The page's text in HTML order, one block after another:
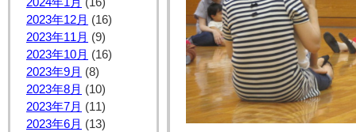
2024年1月 (16)
2023年12月 (16)
2023年11月 (9)
2023年10月 (16)
2023年9月 (8)
2023年8月 (10)
2023年7月 (11)
2023年6月 (13)